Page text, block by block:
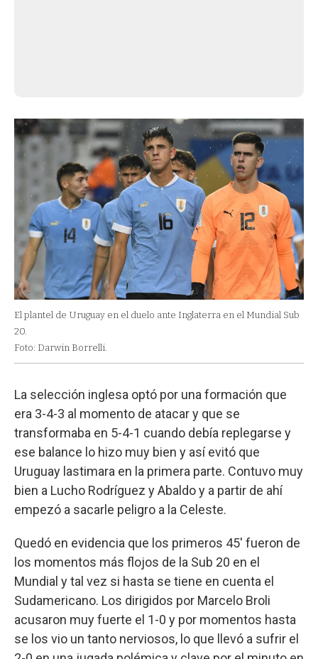
El plantel de Uruguay en el duelo ante Inglaterra en el Mundial Sub
20.
Foto: Darwin Borrelli.
La selección inglesa optó por una formación que
era 3-4-3 al momento de atacar y que se
transformaba en 5-4-1 cuando debía replegarse y
ese balance lo hizo muy bien y así evitó que
Uruguay lastimara en la primera parte. Contuvo muy
bien a Lucho Rodríguez y Abaldo y a partir de ahí
empezó a sacarle peligro a la Celeste.
Quedó en evidencia que los primeros 45' fueron de
los momentos más flojos de la Sub 20 en el
Mundial y tal vez si hasta se tiene en cuenta el
Sudamericano. Los dirigidos por Marcelo Broli
acusaron muy fuerte el 1-0 y por momentos hasta
se los vio un tanto nerviosos, lo que llevó a sufrir el